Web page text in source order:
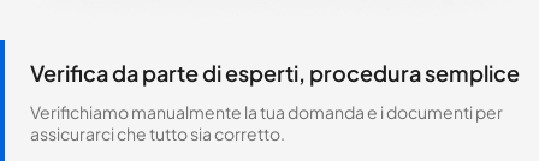
Verifica da parte di esperti, procedura semplice
Verifichiamo manualmente la tua domanda e i documenti per
assicurarci che tutto sia corretto.